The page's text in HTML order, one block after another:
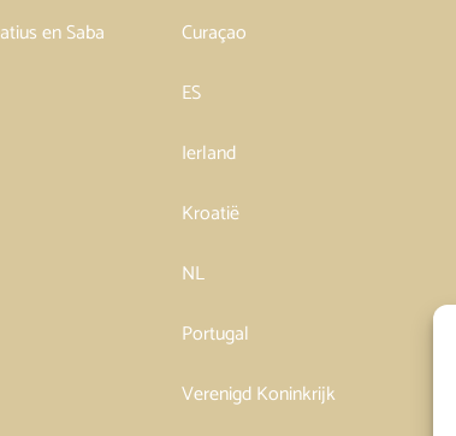
en Saba
Curaçao
ES
Ierland
Kroatië
NL
Portugal
Verenigd Koninkrijk